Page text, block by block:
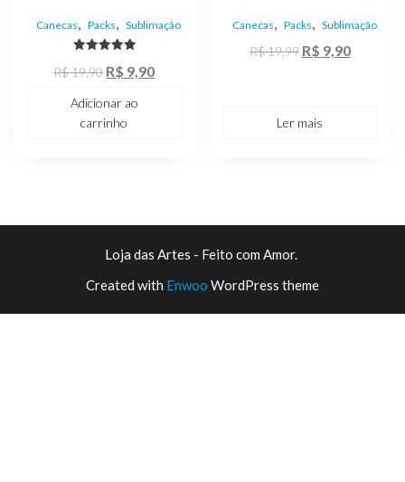
Canecas, Packs, Sublimação
5.00
R$19,90 O
original
R$ 9,90O
Adicionar ao
carrinho
Canecas, Packs, Sublimação
R$19,99 O
era:
R$ 9,90O
Ler mais
Loja das Artes - Feito com Amor.
Created with Enwoo WordPress theme